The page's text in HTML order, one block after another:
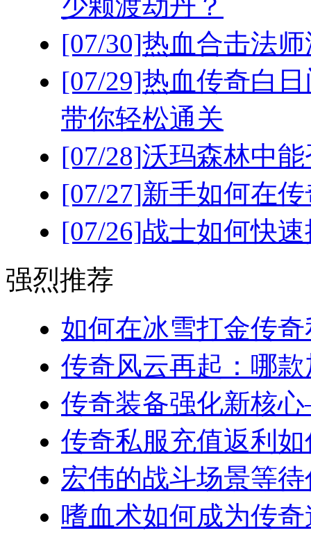
[07/30]热血合击法
[07/29]热血传奇白
带你轻松通关
[07/28]沃玛森林中
[07/27]新手如何在
[07/26]战士如何快
强烈推荐
如何在冰雪打金传
传奇风云再起：哪
传奇装备强化新核
传奇私服充值返利
宏伟的战斗场景等
嗜血术如何成为传